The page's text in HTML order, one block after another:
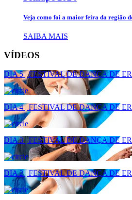
Veja como foi a maior feira da região
SAIBA MAIS
VÍDEOS
DIA 5 | FESTIVAL DE DANÇA DE
DIA 4 | FESTIVAL DE DANÇA DE
DIA 3 | FESTIVAL DE DANÇA DE
DIA 2 | FESTIVAL DE DANÇA DE